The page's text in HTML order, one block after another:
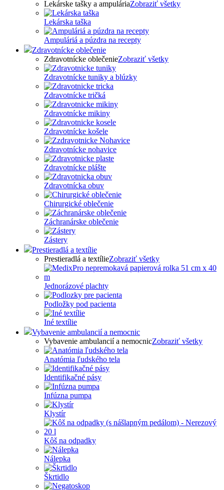
Lekárske tašky a ampuláriaZobraziť všetky
Lekárska taška
Ampuláriá a púzdra na recepty
Zdravotnícke oblečenie
Zdravotnícke oblečenieZobraziť všetky
Zdravotnícke tuniky a blúzky
Zdravotnícke tričká
Zdravotnícke mikiny
Zdravotnícke košele
Zdravotnícke nohavice
Zdravotnícke plášte
Zdravotnícka obuv
Chirurgické oblečenie
Záchranárske oblečenie
Zástery
Prestieradlá a textílie
Prestieradlá a textílieZobraziť všetky
Jednorázové plachty
Podložky pod pacienta
Iné textílie
Vybavenie ambulancií a nemocnic
Vybavenie ambulancií a nemocnicZobraziť všetky
Anatómia ľudského tela
Identifikačné pásy
Infúzna pumpa
Klystír
Kôš na odpadky
Nálepka
Škrtidlo